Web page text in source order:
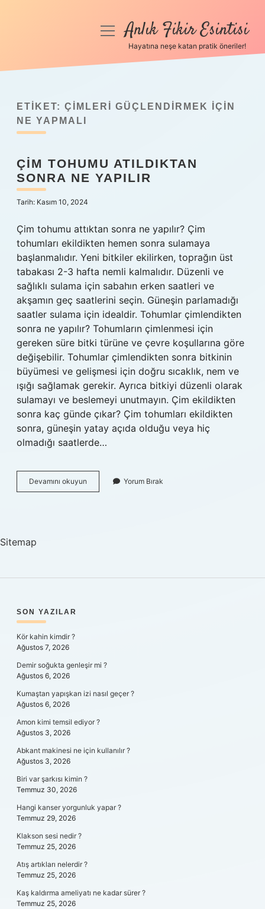
Anasayfa
Yasal Uyarı
menüyüAnlık Fikir Esintisi
Hayatına neşe katan pratik öneriler!
ETIKET: ÇIMLERI GÜÇLENDIRMEK IÇIN
NE YAPMALI
ÇIM TOHUMU ATILDIKTAN
SONRA NE YAPILIR
Tarih: Kasım 10, 2024
Çim tohumu attıktan sonra ne yapılır? Çim
tohumları ekildikten hemen sonra sulamaya
başlanmalıdır. Yeni bitkiler ekilirken, toprağın üst
tabakası 2-3 hafta nemli kalmalıdır. Düzenli ve
sağlıklı sulama için sabahın erken saatleri ve
akşamın geç saatlerini seçin. Güneşin parlamadığı
saatler sulama için idealdir. Tohumlar çimlendikten
sonra ne yapılır? Tohumların çimlenmesi için
gereken süre bitki türüne ve çevre koşullarına göre
değişebilir. Tohumlar çimlendikten sonra bitkinin
büyümesi ve gelişmesi için doğru sıcaklık, nem ve
ışığı sağlamak gerekir. Ayrıca bitkiyi düzenli olarak
sulamayı ve beslemeyi unutmayın. Çim ekildikten
sonra kaç günde çıkar? Çim tohumları ekildikten
sonra, güneşin yatay açıda olduğu veya hiç
olmadığı saatlerde…
Devamını okuyun
Tohumu
Yorum Bırak
Sitemap
SIDEBAR
SON YAZILAR
Kör kahin kimdir ?
Ağustos 7, 2026
Demir soğukta genleşir mi ?
Ağustos 6, 2026
Kumaştan yapışkan izi nasıl geçer ?
Ağustos 6, 2026
Amon kimi temsil ediyor ?
Ağustos 3, 2026
Abkant makinesi ne için kullanılır ?
Ağustos 3, 2026
Biri var şarkısı kimin ?
Temmuz 30, 2026
Hangi kanser yorgunluk yapar ?
Temmuz 29, 2026
Klakson sesi nedir ?
Temmuz 25, 2026
Atış artıkları nelerdir ?
Temmuz 25, 2026
Kaş kaldırma ameliyatı ne kadar sürer ?
Temmuz 25, 2026